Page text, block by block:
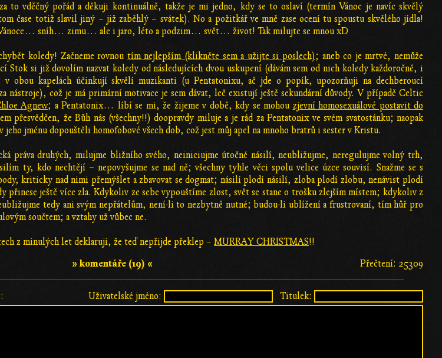
to vděčný pořád a děkuji kontinuálně, takže je mi jedno, kdy se to oslaví (termín Vánoc je navíc skvělý
čase totiž slavil jiný – již zaběhlý – svátek). No a požitkář ve mně zase ocení tu spoustu skvělého jídla!
Vánoce… sníh… zimu… ale i jaro, léto a podzim… svět… život! Tak milujte se mnou xD
koledy! Začneme rovnou tím nejlepším (klikněte sem a užijte si poslech); aneb co je mrtvé, nemůže
si již dovolím nazvat koledy od následujících dvou uskupení (dávám sem od nich koledy každoročně, i
obou kapelách účinkují skvělí muzikanti (u Pentatonixu, ač jde o popík, upozorňuji na dechberoucí
nástroje), což je má primární motivace je sem dávat, leč existují ještě sekundární důvody. V případě Celtic
Agnew; a Pentatonix… líbí se mi, že žijeme v době, kdy se mohou zjevní homosexuálové postavit do
přesvědčen, že Bůh nás (všechny!!) doopravdy miluje a je rád za Pentatonix ve svém svatostánku; naopak
jménu dopouštěli homofobové všech dob, což jest můj apel na mnoho bratrů i sester v Kristu.
práva druhých, milujme bližního svého, neiniciujme útočné násilí, neubližujme, neregulujme volný trh,
ty, kdo nechtějí – nepovyšujme se nad ně; všechny tyhle věci spolu velice úzce souvisí. Snažme se s
kriticky nad nimi přemýšlet a zbavovat se dogmat; násilí plodí násilí, zloba plodí zlobu, nenávist plodí
přinese ještě více zla. Kdykoliv ze sebe vypouštíme zlost, svět se stane o trošku zlejším místem; kdykoliv z
tedy ani svým nepřátelům, není-li to nezbytně nutné; budou-li ublížení a frustrovaní, tím hůř pro
součtem; a vztahy už vůbec ne.
z minulých let deklaruji, že teď nepřijde překlep – MURRAY CHRISTMAS!!
Přečtení: 25309
» komentáře (19) «
Uživatelské jméno: Titulek: